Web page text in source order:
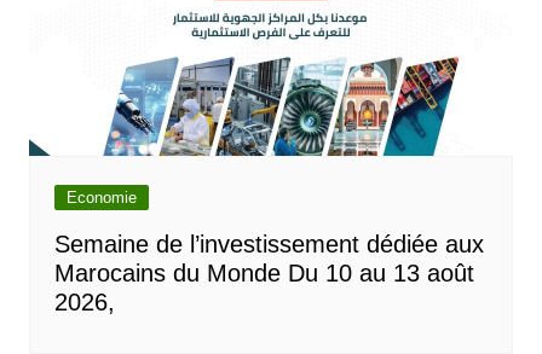
Economie
Semaine de l’investissement dédiée aux
Marocains du Monde Du 10 au 13 août
2026,